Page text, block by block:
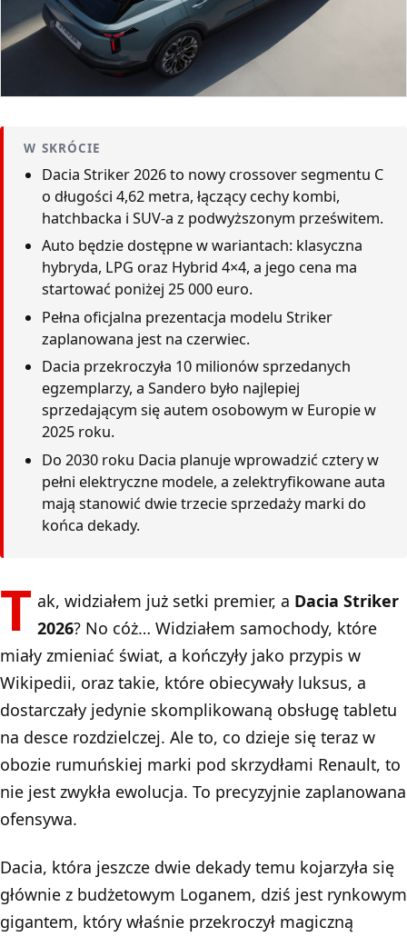
W SKRÓCIE
Dacia Striker 2026 to nowy crossover segmentu C
o długości 4,62 metra, łączący cechy kombi,
hatchbacka i SUV-a z podwyższonym prześwitem.
Auto będzie dostępne w wariantach: klasyczna
hybryda, LPG oraz Hybrid 4×4, a jego cena ma
startować poniżej 25 000 euro.
Pełna oficjalna prezentacja modelu Striker
zaplanowana jest na czerwiec.
Dacia przekroczyła 10 milionów sprzedanych
egzemplarzy, a Sandero było najlepiej
sprzedającym się autem osobowym w Europie w
2025 roku.
Do 2030 roku Dacia planuje wprowadzić cztery w
pełni elektryczne modele, a zelektryfikowane auta
mają stanowić dwie trzecie sprzedaży marki do
końca dekady.
T ak, widziałem już setki premier, a Dacia Striker
2026? No cóż… Widziałem samochody, które
miały zmieniać świat, a kończyły jako przypis w
Wikipedii, oraz takie, które obiecywały luksus, a
dostarczały jedynie skomplikowaną obsługę tabletu
na desce rozdzielczej. Ale to, co dzieje się teraz w
obozie rumuńskiej marki pod skrzydłami Renault, to
nie jest zwykła ewolucja. To precyzyjnie zaplanowana
ofensywa.
Dacia, która jeszcze dwie dekady temu kojarzyła się
głównie z budżetowym Loganem, dziś jest rynkowym
gigantem, który właśnie przekroczył magiczną